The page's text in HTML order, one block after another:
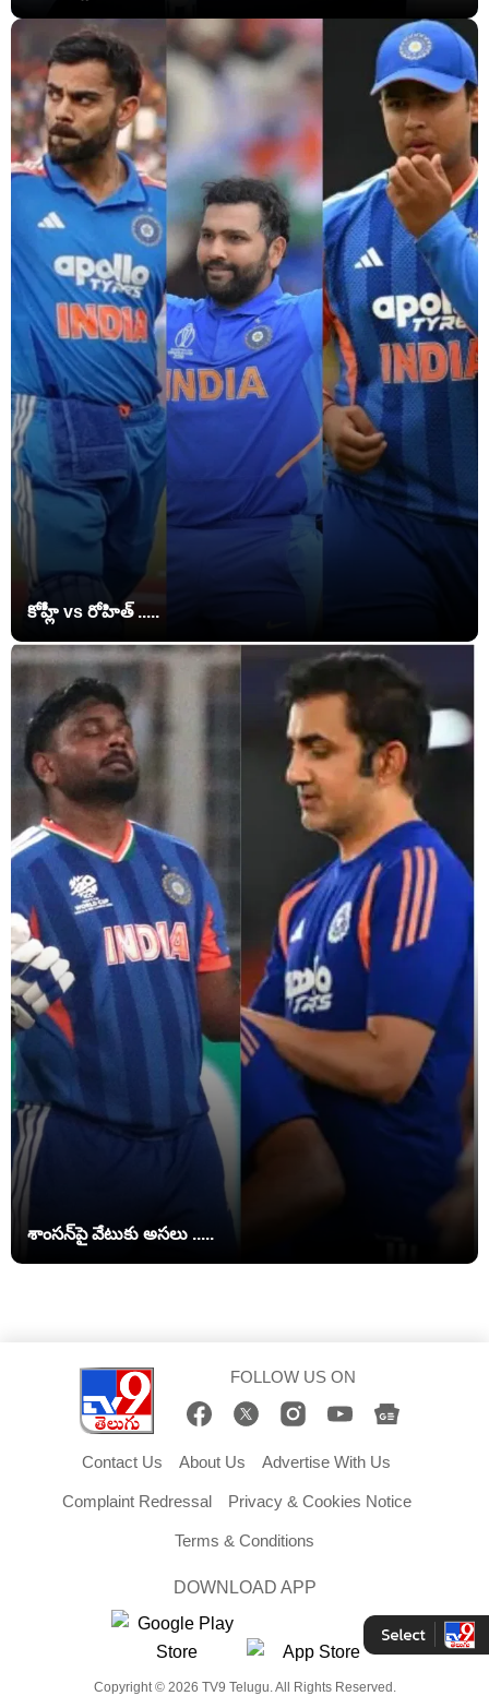
కోహ్లీ vs రోహిత్ .....
శాంసన్‌పై వేటుకు అసలు .....
FOLLOW US ON
Contact Us About Us Advertise With Us
Complaint Redressal Privacy & Cookies Notice
Terms & Conditions
DOWNLOAD APP
Copyright © 2026 TV9 Telugu. All Rights Reserved.